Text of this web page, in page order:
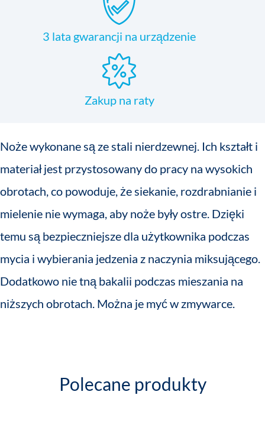
3 lata gwarancji na urządzenie
Zakup na raty
Noże wykonane są ze stali nierdzewnej. Ich kształt i
materiał jest przystosowany do pracy na wysokich
obrotach, co powoduje, że siekanie, rozdrabnianie i
mielenie nie wymaga, aby noże były ostre. Dzięki
temu są bezpieczniejsze dla użytkownika podczas
mycia i wybierania jedzenia z naczynia miksującego.
Dodatkowo nie tną bakalii podczas mieszania na
niższych obrotach. Można je myć w zmywarce.
Polecane produkty